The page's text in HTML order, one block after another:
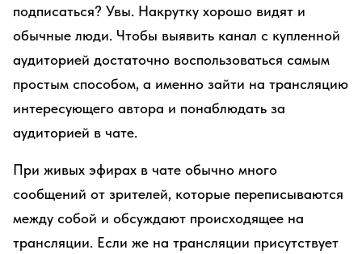
подписаться? Увы. Накрутку хорошо видят и
обычные люди. Чтобы выявить канал с купленной
аудиторией достаточно воспользоваться самым
простым способом, а именно зайти на трансляцию
интересующего автора и понаблюдать за
аудиторией в чате.
При живых эфирах в чате обычно много
сообщений от зрителей, которые переписываются
между собой и обсуждают происходящее на
трансляции. Если же на трансляции присутствует